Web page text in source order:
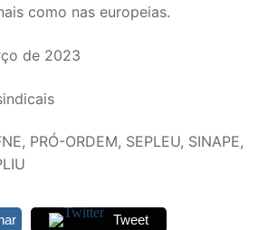
como nas europeias.
de 2023
PRÓ-ORDEM, SEPLEU, SINAPE,
Tweet